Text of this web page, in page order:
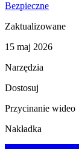
Bezpieczne
Zaktualizowane
15 maj 2026
Narzędzia
Dostosuj
Przycinanie wideo
Nakładka